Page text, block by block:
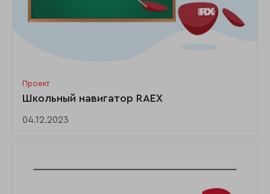
Проект
Школьный навигатор RAEX
04.12.2023